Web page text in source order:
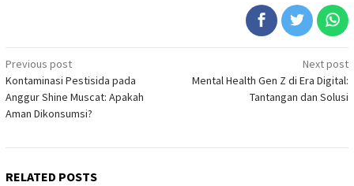
Post
navigation
Previous post
Kontaminasi Pestisida pada
Anggur Shine Muscat: Apakah
Aman Dikonsumsi?
Next post
Mental Health Gen Z di Era Digital:
Tantangan dan Solusi
RELATED POSTS